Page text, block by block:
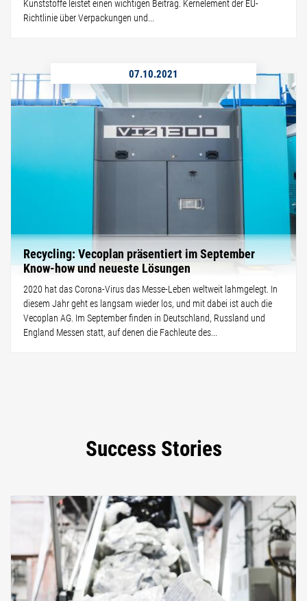
Kunststoffe leistet einen wichtigen Beitrag. Kernelement der EU-
Richtlinie über Verpackungen und...
07.10.2021
Recycling: Vecoplan präsentiert im September
Know-how und neueste Lösungen
2020 hat das Corona-Virus das Messe-Leben weltweit lahmgelegt. In
diesem Jahr geht es langsam wieder los, und mit dabei ist auch die
Vecoplan AG. Im September finden in Deutschland, Russland und
England Messen statt, auf denen die Fachleute des...
Success Stories